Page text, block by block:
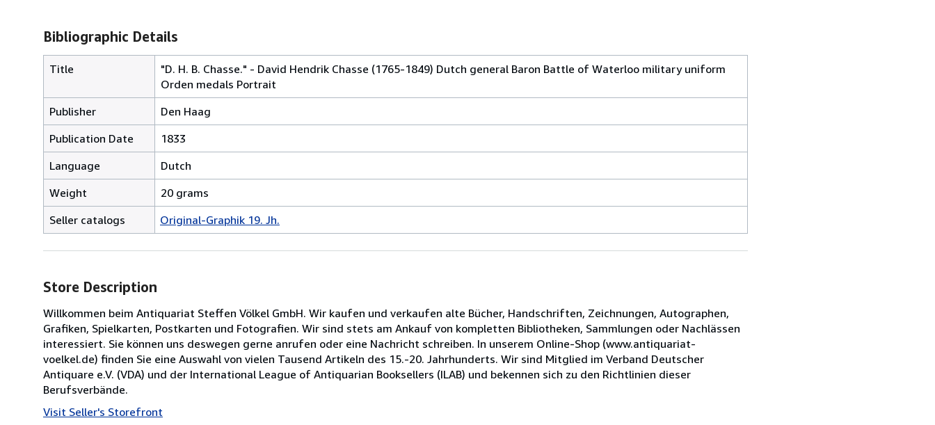
Bibliographic Details
Title
"D. H. B. Chasse." - David Hendrik Chasse (1765-1849) Dutch general Baron Battle of Waterloo military uniform
Orden medals Portrait
Publisher
Den Haag
Publication Date
1833
Language
Dutch
Weight
20 grams
Seller catalogs
Original-Graphik 19. Jh.
Store Description
Willkommen beim Antiquariat Steffen Völkel GmbH. Wir kaufen und verkaufen alte Bücher, Handschriften, Zeichnungen, Autographen,
Grafiken, Spielkarten, Postkarten und Fotografien. Wir sind stets am Ankauf von kompletten Bibliotheken, Sammlungen oder Nachlässen
interessiert. Sie können uns deswegen gerne anrufen oder eine Nachricht schreiben. In unserem Online-Shop (www.antiquariat-
voelkel.de) finden Sie eine Auswahl von vielen Tausend Artikeln des 15.-20. Jahrhunderts. Wir sind Mitglied im Verband Deutscher
Antiquare e.V. (VDA) und der International League of Antiquarian Booksellers (ILAB) und bekennen sich zu den Richtlinien dieser
Berufsverbände.
Visit Seller's Storefront